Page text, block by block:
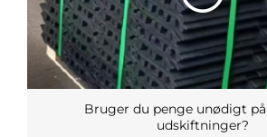
Bruger du penge unødigt
udskiftninger?